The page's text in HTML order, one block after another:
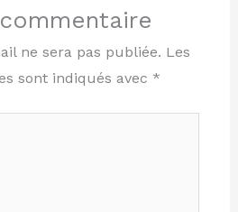
ne sera pas publiée. Les
sont indiqués avec *